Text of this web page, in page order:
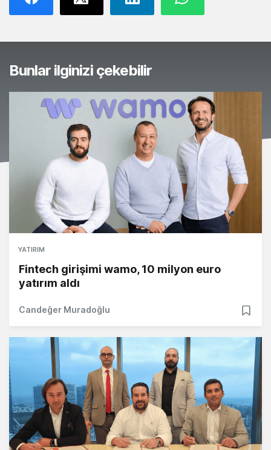
Bunlar ilginizi çekebilir
YATIRIM
Fintech girişimi wamo, 10 milyon euro
yatırım aldı
Candeğer Muradoğlu